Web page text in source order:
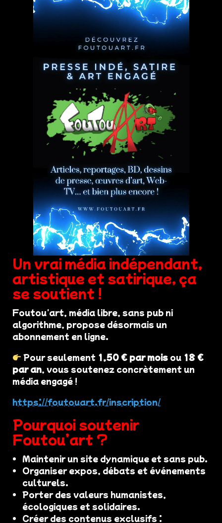
Un vrai média indépendant,
artistique et satirique, ça
se soutient !
Foutou'art, média libre, sans pub ni
algorithme, propose désormais un
abonnement en ligne.
Pour seulement 1,50 € par mois ou 18 €
par an, vous soutenez concrètement un
média engagé !
https://foutouart.fr/inscription/
Pourquoi soutenir
Foutou’art ?
Maintenir un site dynamique et sans pub.
Organiser expos, débats et événements
culturels.
Porter des valeurs humanistes,
écologiques et solidaires.
Créer des contenus exclusifs :